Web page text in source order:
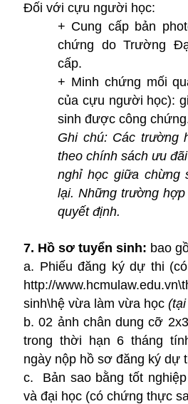
Đối với cựu người học:
+ Cung cấp bản
chứng do Trường
cấp.
+ Minh chứng mối
của cựu người học):
sinh được công
Ghi chú: Các trường
theo chính sách ưu
nghỉ học giữa chừng
lại. Những trường
quyết định.
7. Hồ sơ tuyển sinh: bao
a. Phiếu đăng ký dự thi
http://
sinh\hệ vừa làm vừa học
b. 02 ảnh chân dung cỡ
trong thời hạn 6 tháng
ngày nộp hồ sơ đăng ký dự
c. Bản sao bằng tốt
và đại học (có chứng thực